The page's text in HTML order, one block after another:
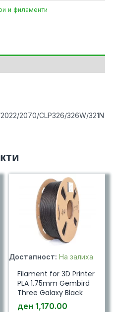
и филаменти
2070/CLP326/326W/321N
Достапност: На залиха
Filament for 3D Printer
PLA 1.75mm Gembird
Three Galaxy Black
ден 1,170.00